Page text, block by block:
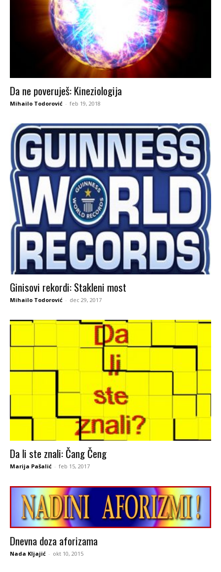
Da ne poveruješ: Kineziologija
Mihailo Todorović - feb 19, 2018
Ginisovi rekordi: Stakleni most
Mihailo Todorović - dec 29, 2017
Da li ste znali: Čang Čeng
Marija Pašalić - feb 15, 2017
Dnevna doza aforizama
Nada Kljajić - okt 10, 2015